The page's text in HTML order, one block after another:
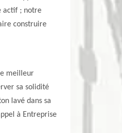
actif ; notre
construire
meilleur
sa solidité
lavé dans sa
à Entreprise